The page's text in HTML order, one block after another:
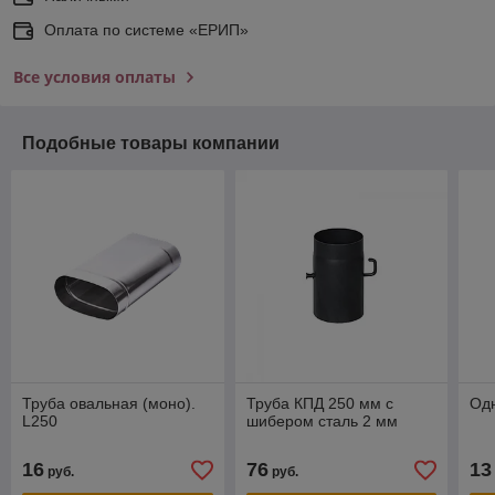
Оплата по системе «ЕРИП»
Все условия оплаты
Подобные товары компании
Труба овальная (моно).
L250
16 руб.
Труба КПД 250 мм с
шибером сталь 2 мм
76руб. 13